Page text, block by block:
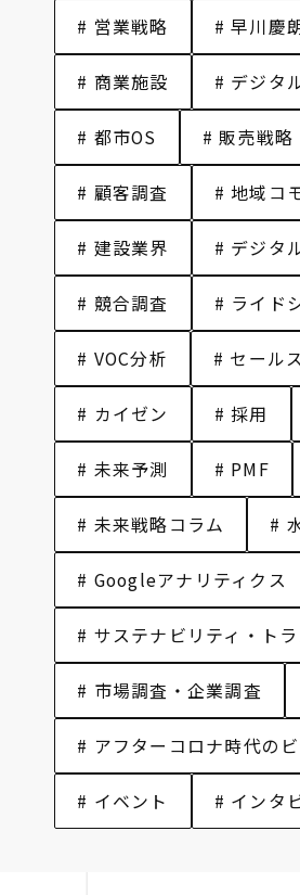
# 営業戦略 # 早川慶
# 商業施設 # デジタ
# 都市OS # 販売戦略
# 顧客調査 # 地域コ
# 建設業界 # デジタ
# 競合調査 # ライド
# VOC分析 # セール
# カイゼン # 採用
# 未来予測 # PMF
# 未来戦略コラム #
# Googleアナリティクス
# サステナビリティ・ト
# 市場調査・企業調査
# アフターコロナ時代の
# イベント # インタ